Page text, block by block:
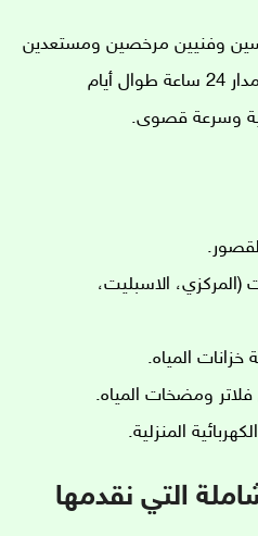
وفنيين مرخصين ومستعدين
لتقديم خدمات الطوارئ على مدار 24 ساعة طوال أيام
وسرعة قصوى.
(المركزي، الاسبليت،
المياه.
ومضخات المياه.
المنزلية.
التي نقدمها